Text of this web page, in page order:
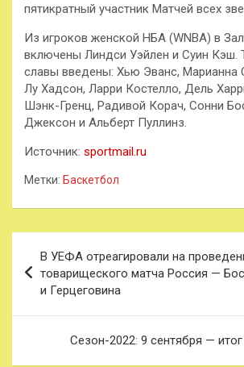
пятикратный участник Матчей всех
Из игроков женской НБА (WNBA) в
включены Линдси Уэйлен и Суин Кэш.
славы введены: Хью Эванс, Марианна
Лу Хадсон, Ларри Костелло, Дель
Шэнк-Гренц, Радивой Корач, Сонни
Джексон и Альберт Пуллинз.
Источник: sportmail.ru
Метки: Баскетбол
по
записям
В УЕФА отреагировали на
товарищеского матча Россия —
и Герцеговина
Сезон-2022: 9 сентября —